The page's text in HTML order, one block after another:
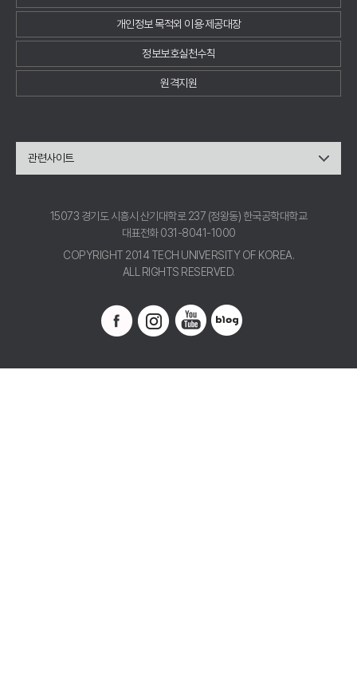
개인정보 목적외 이용·제공대장
정보보호실천수칙
원격지원
관련사이트
15073 경기도 시흥시 산기대학로 237 (정왕동) 한국공학대학교
대표전화 031-8041-1000
COPYRIGHT 2014 TECH UNIVERSITY OF KOREA.
ALL RIGHTS RESERVED.